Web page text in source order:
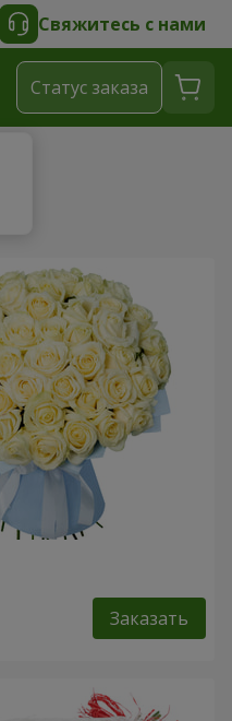
Свяжитесь с нами
Cтатус заказа
Заказать